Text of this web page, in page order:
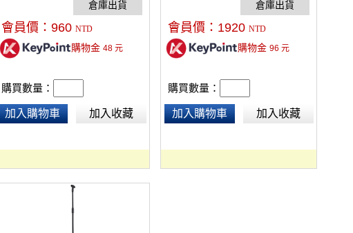
間，高度：97-160cm可調整，耐重
耐壓。
會員價： 960 NTD
購物金 48元
購買數量：
加入購物車 加入收藏
橫杆角橫桿長度70 cm。可調整橫杆
延伸位置及橫杆角度，直、斜兩
用。
會員價： 1920 NTD
購物金 96 元
購買數量：
加入購物車 加入收藏